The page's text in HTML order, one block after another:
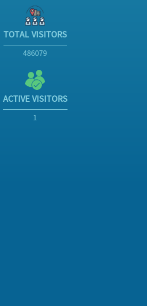
TOTAL VISITORS
486079
ACTIVE VISITORS
1